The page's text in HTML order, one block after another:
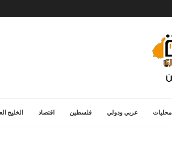
محليات عربي ودولي فلسطين اقتصاد الخليج